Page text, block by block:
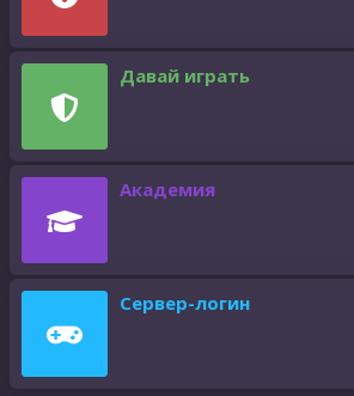
Давай играть
Академия
Сервер-логин